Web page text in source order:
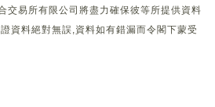
交易所有限公司將盡力確保彼等所提供資料
資料絕對無誤,資料如有錯漏而令閣下蒙受